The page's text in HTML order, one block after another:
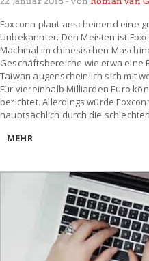
Foxconn plant anscheinend eine
Unbekannter. Den Meisten ist
Machmal im chinesischen
Geschäftsbereiche wie etwa eine
Taiwan augenscheinlich sich mit
Für viereinhalb Milliarden Euro
berichtet. Allerdings würde
hauptsächlich durch die
MEHR